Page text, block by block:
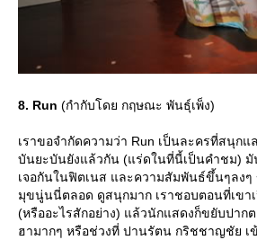
8. Run (กำกับโดย กฤษณะ พันธุ์เพ็ง)
เราขอจำกัดความว่า Run เป็นละครที่สนุกแ
บันยะบันยังแล้วกัน (แร่ดในที่นี้เป็นคำชม) มั
เจอกันในฟิตเนส และความสัมพันธ์ขึ้นๆลงๆ
มุขนู่นนี่ตลอด ดูสนุกมาก เราชอบตอนที่เขาเ
(หรืออะไรสักอย่าง) แล้วนักแสดงก็ขยับปาก
ฮามากๆ หรือช่วงที่ ปานรัตน กริชชาญชัย เ